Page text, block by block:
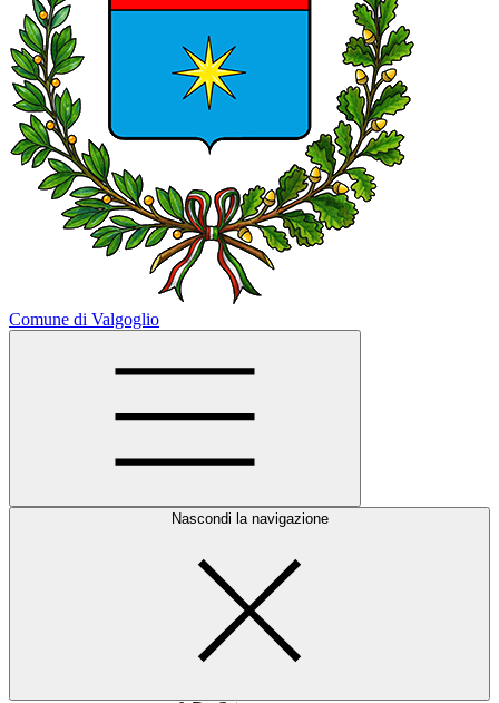
Comune di Valgoglio
Nascondi la navigazione